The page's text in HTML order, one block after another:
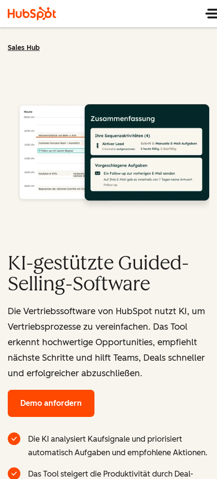
Sales Hub
KI-gestützte Guided-
Selling-Software
Die Vertriebssoftware von HubSpot nutzt KI, um
Vertriebsprozesse zu vereinfachen. Das Tool
erkennt hochwertige Opportunities, empfiehlt
nächste Schritte und hilft Teams, Deals schneller
und erfolgreicher abzuschließen.
Demo anfordern
Die KI analysiert Kaufsignale und priorisiert
automatisch Aufgaben und empfohlene Aktionen.
Das Tool steigert die Produktivität durch Deal-